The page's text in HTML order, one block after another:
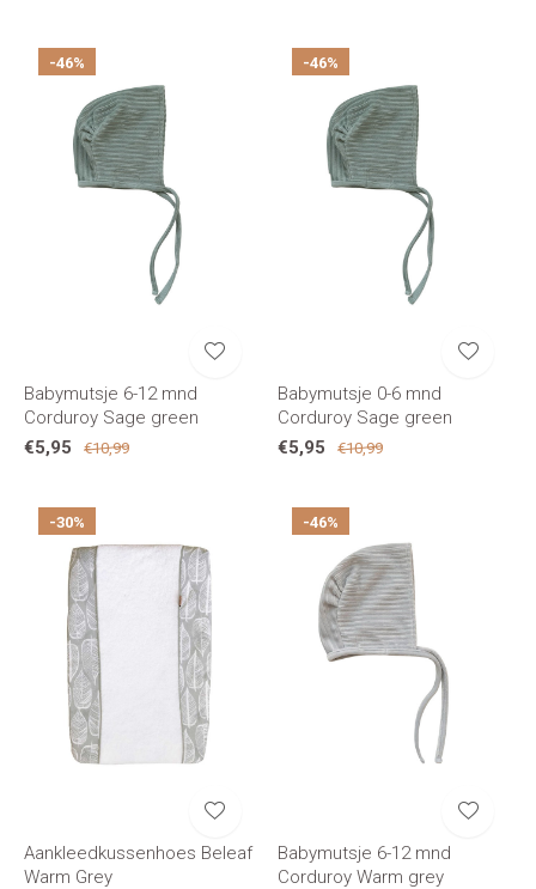
-46%
Babymutsje 6-12 mnd
Corduroy Sage green
€5,95
€10,99
-46%
Babymutsje 0-6 mnd
Corduroy Sage green
€5,95
€10,99
-30%
Aankleedkussenhoes Beleaf
Warm Grey
-46%
Babymutsje 6-12 mnd
Corduroy Warm grey